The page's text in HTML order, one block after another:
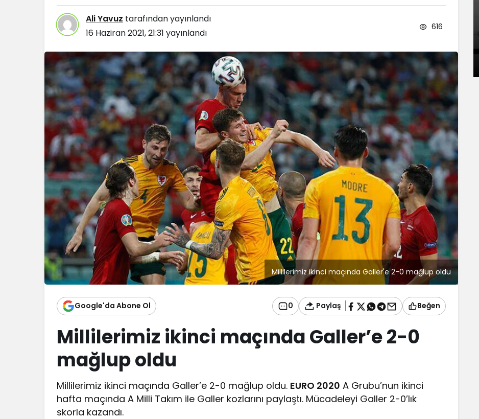
Ali Yavuz tarafından yayınlandı
16 Haziran 2021, 21:31 yayınlandı
616
Millilerimiz ikinci maçında Galler'e 2-0 mağlup oldu
Google'da Abone Ol 0 Paylaş Beğen
Millilerimiz ikinci maçında Galler’e 2-0
mağlup oldu
Millilerimiz ikinci maçında Galler’e 2-0 mağlup oldu. EURO 2020 A Grubu’nun ikinci
hafta maçında A Milli Takım ile Galler kozlarını paylaştı. Mücadeleyi Galler 2-0’lık
skorla kazandı.
Blog
Dizüstü Bilgisayar
Seçiminde Performans
Temizlik Hizmetleri